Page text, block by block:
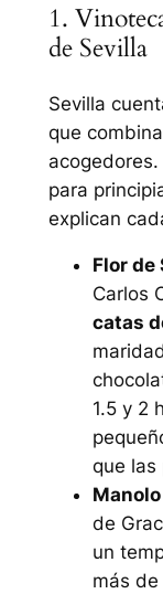
1.
de Sevilla
Sevilla
que
para
explican
Flor de
Carlos
catas
1.5 y 2
que las
de
un
más